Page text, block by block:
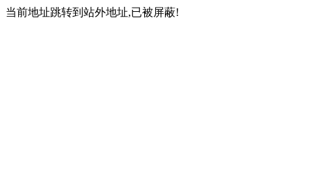
当前地址跳转到站外地址,已被屏蔽!